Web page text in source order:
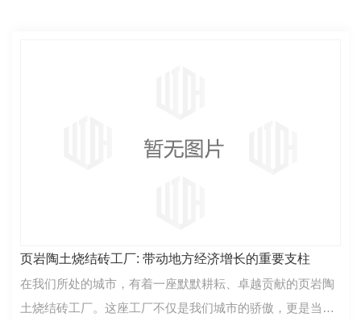
页岩陶土烧结砖工厂: 带动地方经济增长的重要支柱
在我们所处的城市，有着一座默默耕耘、卓越贡献的页岩陶
土烧结砖工厂。这座工厂不仅是我们城市的骄傲，更是当地